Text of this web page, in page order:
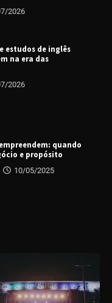
2026
estudos de inglês
na era das
2026
quando
e propósito
10/05/2025